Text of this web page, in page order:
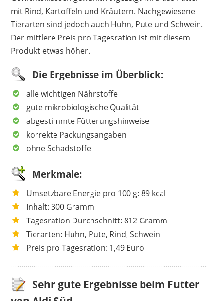
mit Rind, Kartoffeln und Kräutern. Nachgewiesene
Tierarten sind jedoch auch Huhn, Pute und Schwein.
Der mittlere Preis pro Tagesration ist mit diesem
Produkt etwas höher.
Die Ergebnisse im Überblick:
alle wichtigen Nährstoffe
gute mikrobiologische Qualität
abgestimmte Fütterungshinweise
korrekte Packungsangaben
ohne Schadstoffe
Merkmale:
Umsetzbare Energie pro 100 g: 89 kcal
Inhalt: 300 Gramm
Tagesration Durchschnitt: 812 Gramm
Tierarten: Huhn, Pute, Rind, Schwein
Preis pro Tagesration: 1,49 Euro
Sehr gute Ergebnisse beim Futter